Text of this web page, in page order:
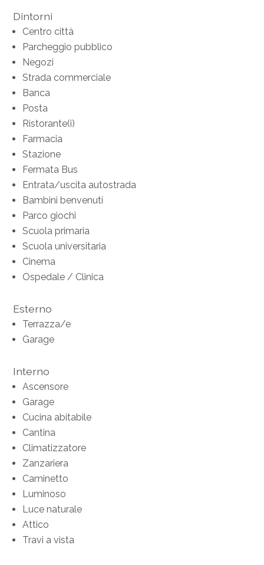
Dintorni
Centro città
Parcheggio pubblico
Negozi
Strada commerciale
Banca
Posta
Ristorante(i)
Farmacia
Stazione
Fermata Bus
Entrata/uscita autostrada
Bambini benvenuti
Parco giochi
Scuola primaria
Scuola universitaria
Cinema
Ospedale / Clinica
Esterno
Terrazza/e
Garage
Interno
Ascensore
Garage
Cucina abitabile
Cantina
Climatizzatore
Zanzariera
Caminetto
Luminoso
Luce naturale
Attico
Travi a vista